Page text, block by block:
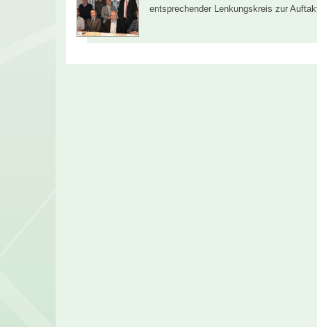
entsprechender Lenkungskreis zur